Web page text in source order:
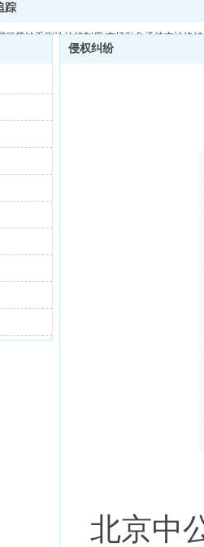
踪
租赁缺乏刚性法律制度 市场乱象亟待立法终结
侵权纠纷
北京中